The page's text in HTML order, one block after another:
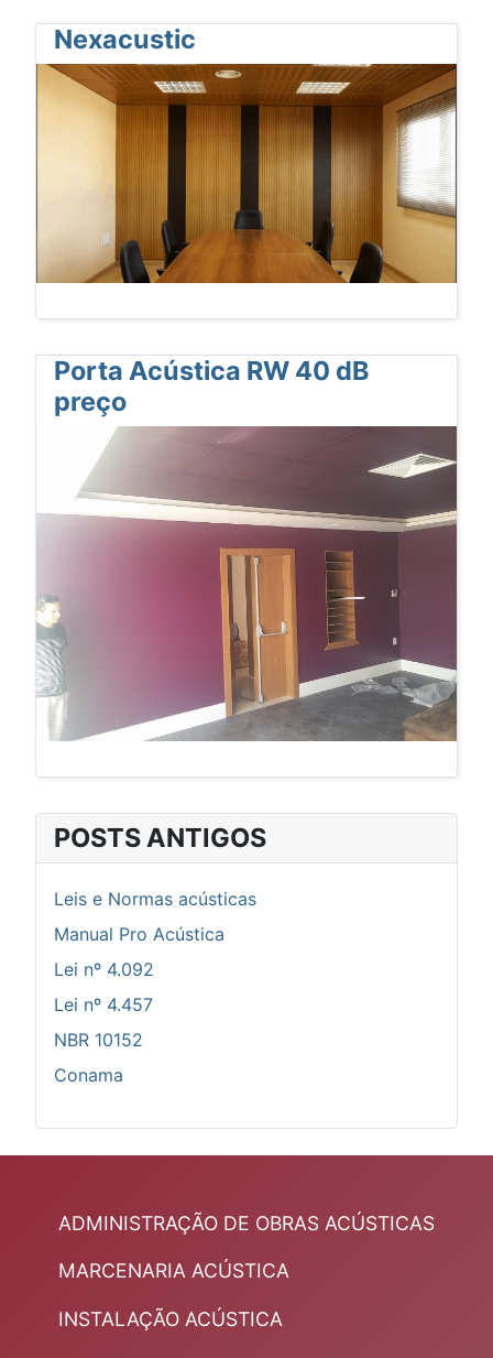
Nexacustic
Porta Acústica RW 40 dB
preço
POSTS ANTIGOS
Leis e Normas acústicas
Manual Pro Acústica
Lei nº 4.092
Lei nº 4.457
NBR 10152
Conama
ADMINISTRAÇÃO DE OBRAS ACÚSTICAS
MARCENARIA ACÚSTICA
INSTALAÇÃO ACÚSTICA